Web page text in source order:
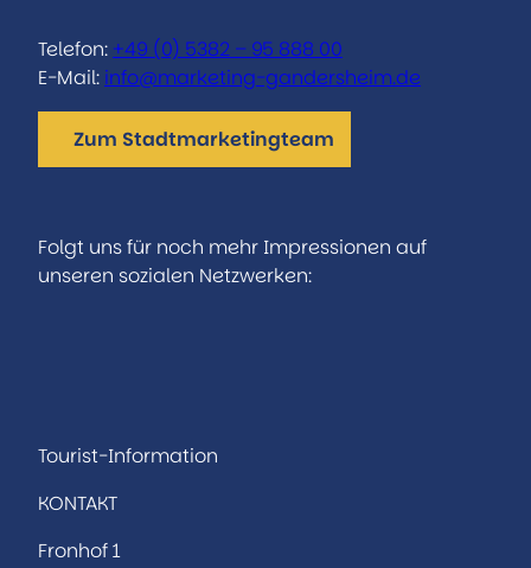
Telefon: +49 (0) 5382 – 95 888 00
E-Mail: info@marketing-gandersheim.de
Zum Stadtmarketingteam
Folgt uns für noch mehr Impressionen auf
unseren sozialen Netzwerken:
a
r
a
b
o
k
Tourist-Information
KONTAKT
Fronhof 1